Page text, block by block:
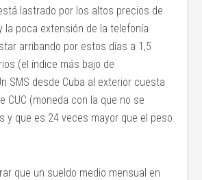
lastrado por los altos precios de
la poca extensión de la telefonía
arribando por estos días a 1,5
(el índice más bajo de
SMS desde Cuba al exterior cuesta
CUC (moneda con la que no se
y que es 24 veces mayor que el peso
que un sueldo medio mensual en